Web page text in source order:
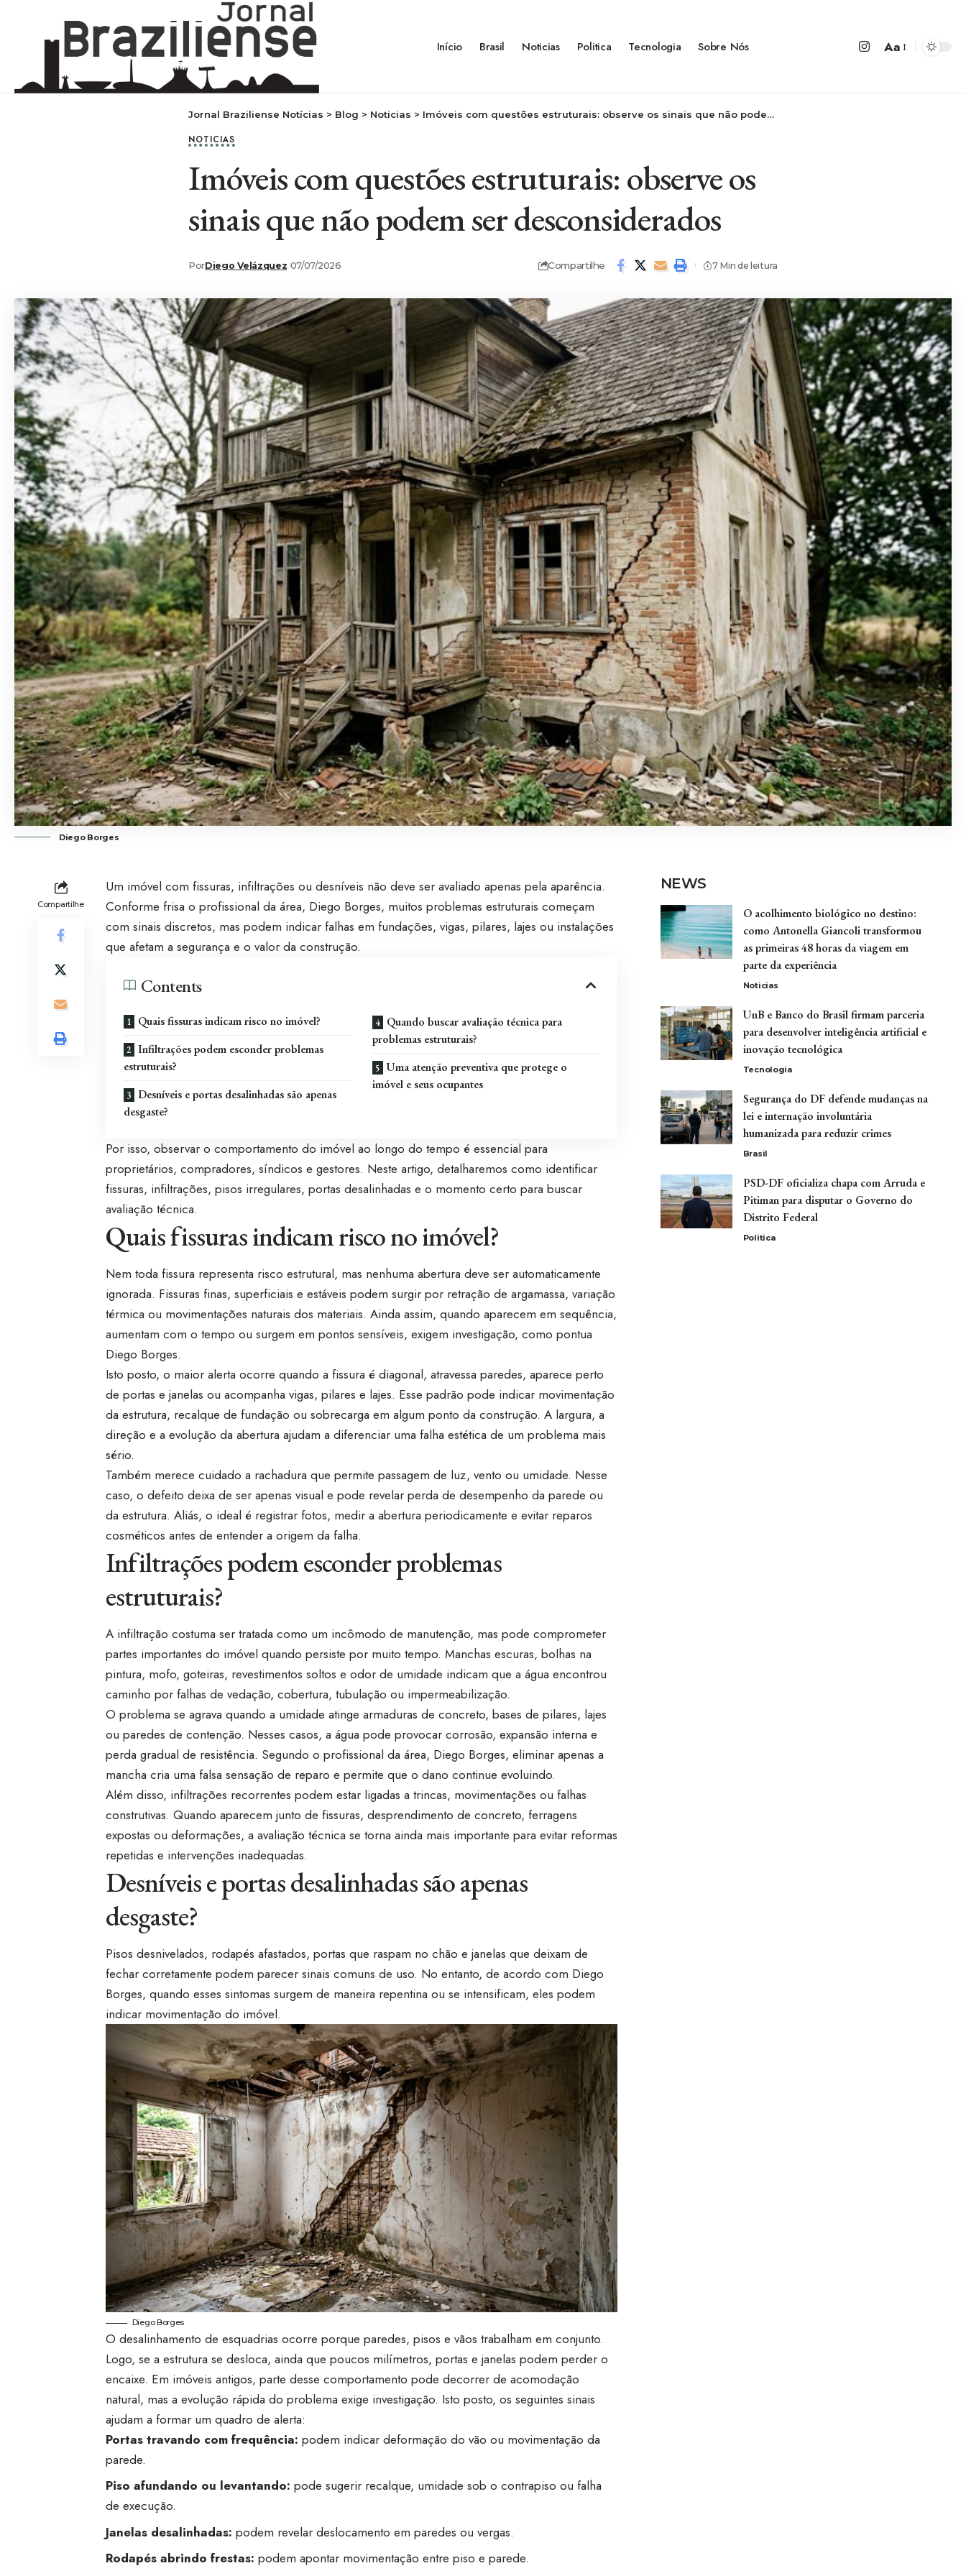
Início Brasil Noticias Politica Tecnologia Sobre Nós Aa
Jornal Braziliense Notícias > Blog > Noticias > Imóveis com questões estruturais: observe os sinais que não podem ser desconsiderados
NOTICIAS
Imóveis com questões estruturais: observe os
sinais que não podem ser desconsiderados
PorDiego Velázquez 07/07/2026 Compartilhe 7 Min de leitura
Diego Borges
Compartilhe
Um imóvel com fissuras, infiltrações ou desníveis não deve ser avaliado apenas pela aparência.
Conforme frisa o profissional da área, Diego Borges, muitos problemas estruturais começam
com sinais discretos, mas podem indicar falhas em fundações, vigas, pilares, lajes ou instalações
que afetam a segurança e o valor da construção.
Contents
Quais fissuras indicam risco no imóvel?
Infiltrações podem esconder problemas
estruturais?
Desníveis e portas desalinhadas são apenas
desgaste?
Quando buscar avaliação técnica para
problemas estruturais?
Uma atenção preventiva que protege o
imóvel e seus ocupantes
Por isso, observar o comportamento do imóvel ao longo do tempo é essencial para
proprietários, compradores, síndicos e gestores. Neste artigo, detalharemos como identificar
fissuras, infiltrações, pisos irregulares, portas desalinhadas e o momento certo para buscar
avaliação técnica.
Quais fissuras indicam risco no imóvel?
Nem toda fissura representa risco estrutural, mas nenhuma abertura deve ser automaticamente
ignorada. Fissuras finas, superficiais e estáveis podem surgir por retração de argamassa, variação
térmica ou movimentações naturais dos materiais. Ainda assim, quando aparecem em sequência,
aumentam com o tempo ou surgem em pontos sensíveis, exigem investigação, como pontua
Diego Borges.
Isto posto, o maior alerta ocorre quando a fissura é diagonal, atravessa paredes, aparece perto
de portas e janelas ou acompanha vigas, pilares e lajes. Esse padrão pode indicar movimentação
da estrutura, recalque de fundação ou sobrecarga em algum ponto da construção. A largura, a
direção e a evolução da abertura ajudam a diferenciar uma falha estética de um problema mais
sério.
Também merece cuidado a rachadura que permite passagem de luz, vento ou umidade. Nesse
caso, o defeito deixa de ser apenas visual e pode revelar perda de desempenho da parede ou
da estrutura. Aliás, o ideal é registrar fotos, medir a abertura periodicamente e evitar reparos
cosméticos antes de entender a origem da falha.
Infiltrações podem esconder problemas
estruturais?
A infiltração costuma ser tratada como um incômodo de manutenção, mas pode comprometer
partes importantes do imóvel quando persiste por muito tempo. Manchas escuras, bolhas na
pintura, mofo, goteiras, revestimentos soltos e odor de umidade indicam que a água encontrou
caminho por falhas de vedação, cobertura, tubulação ou impermeabilização.
O problema se agrava quando a umidade atinge armaduras de concreto, bases de pilares, lajes
ou paredes de contenção. Nesses casos, a água pode provocar corrosão, expansão interna e
perda gradual de resistência. Segundo o profissional da área, Diego Borges, eliminar apenas a
mancha cria uma falsa sensação de reparo e permite que o dano continue evoluindo.
Além disso, infiltrações recorrentes podem estar ligadas a trincas, movimentações ou falhas
construtivas. Quando aparecem junto de fissuras, desprendimento de concreto, ferragens
expostas ou deformações, a avaliação técnica se torna ainda mais importante para evitar reformas
repetidas e intervenções inadequadas.
Desníveis e portas desalinhadas são apenas
desgaste?
Pisos desnivelados, rodapés afastados, portas que raspam no chão e janelas que deixam de
fechar corretamente podem parecer sinais comuns de uso. No entanto, de acordo com Diego
Borges, quando esses sintomas surgem de maneira repentina ou se intensificam, eles podem
indicar movimentação do imóvel.
Diego Borges
O desalinhamento de esquadrias ocorre porque paredes, pisos e vãos trabalham em conjunto.
Logo, se a estrutura se desloca, ainda que poucos milímetros, portas e janelas podem perder o
encaixe. Em imóveis antigos, parte desse comportamento pode decorrer de acomodação
natural, mas a evolução rápida do problema exige investigação. Isto posto, os seguintes sinais
ajudam a formar um quadro de alerta:
Portas travando com frequência: podem indicar deformação do vão ou movimentação da
parede.
Piso afundando ou levantando: pode sugerir recalque, umidade sob o contrapiso ou falha
de execução.
Janelas desalinhadas: podem revelar deslocamento em paredes ou vergas.
Rodapés abrindo frestas: podem apontar movimentação entre piso e parede.
NEWS
O acolhimento biológico no destino:
como Antonella Giancoli transformou
as primeiras 48 horas da viagem em
parte da experiência
Noticias
UnB e Banco do Brasil firmam parceria
para desenvolver inteligência artificial e
inovação tecnológica
Tecnologia
Segurança do DF defende mudanças na
lei e internação involuntária
humanizada para reduzir crimes
Brasil
PSD-DF oficializa chapa com Arruda e
Pitiman para disputar o Governo do
Distrito Federal
Politica